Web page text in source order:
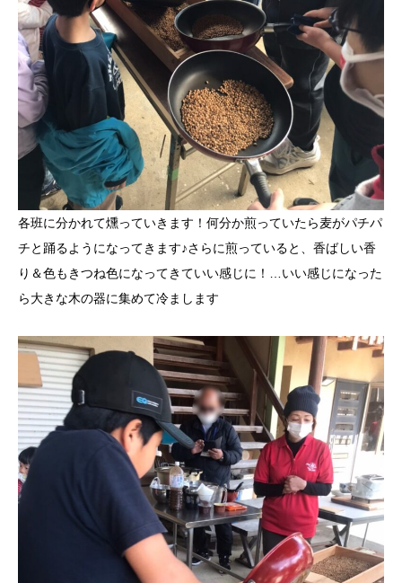
各班に分かれて燻っていきます！何分か煎っていたら麦がパチパ
チと踊るようになってきます♪さらに煎っていると、香ばしい香
り＆色もきつね色になってきていい感じに！…いい感じになった
ら大きな木の器に集めて冷まします